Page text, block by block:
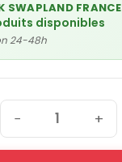
SWAPLAND FRANCE
disponibles
24-48h
− +